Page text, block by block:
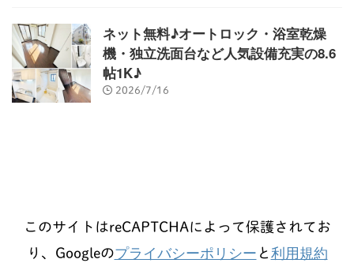
ネット無料♪オートロック・浴室乾燥
機・独立洗面台など人気設備充実の8.6
帖1K♪
2026/7/16
このサイトはreCAPTCHAによって保護されてお
り、Googleのプライバシーポリシー と 利用規約